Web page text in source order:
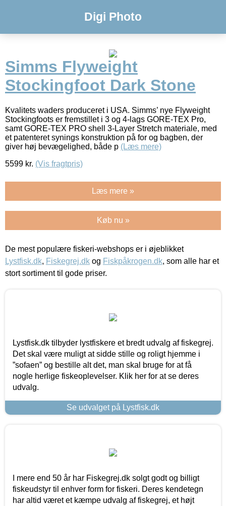
Digi Photo
Simms Flyweight
Stockingfoot Dark Stone
Kvalitets waders produceret i USA. Simms’ nye Flyweight
Stockingfoots er fremstillet i 3 og 4-lags GORE-TEX Pro,
samt GORE-TEX PRO shell 3-Layer Stretch materiale, med
et patenteret synings konstruktion på for og bagben, der
giver høj bevægelighed, både p (Læs mere)
5599 kr. (Vis fragtpris)
Læs mere »
Køb nu »
De mest populære fiskeri-webshops er i øjeblikket
Lystfisk.dk, Fiskegrej.dk og Fiskpåkrogen.dk, som alle har et
stort sortiment til gode priser.
Lystfisk.dk tilbyder lystfiskere et bredt udvalg af fiskegrej.
Det skal være muligt at sidde stille og roligt hjemme i
”sofaen” og bestille alt det, man skal bruge for at få
nogle herlige fiskeoplevelser. Klik her for at se deres
udvalg.
Se udvalget på Lystfisk.dk
I mere end 50 år har Fiskegrej.dk solgt godt og billigt
fiskeudstyr til enhver form for fiskeri. Deres kendetegn
har altid været et kæmpe udvalg af fiskegrej, et højt